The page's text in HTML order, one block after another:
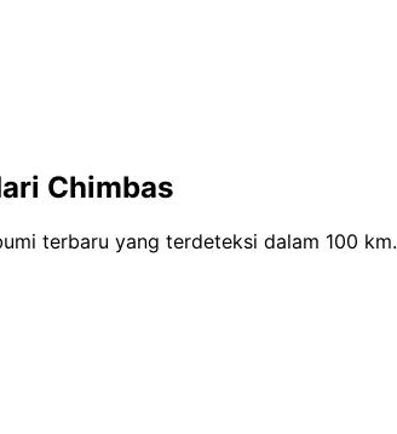
Chimbas
terbaru yang terdeteksi dalam 100 km.